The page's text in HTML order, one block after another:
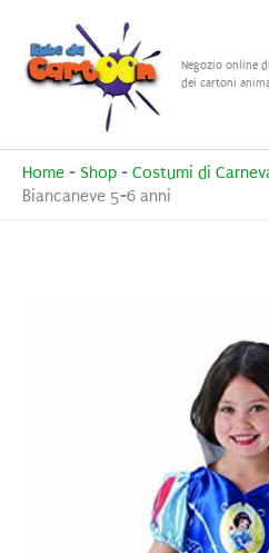
contenuto
Negozio online
dei cartoni
Home - Shop - Costumi di
Biancaneve 5-6 anni